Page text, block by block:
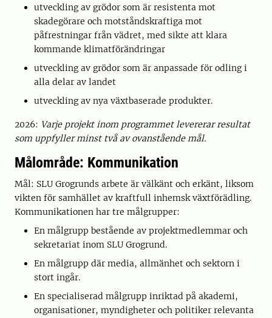
utveckling av grödor som är resistenta mot
skadegörare och motståndskraftiga mot
påfrestningar från vädret, med sikte att klara
kommande klimatförändringar
utveckling av grödor som är anpassade för odling i
alla delar av landet
utveckling av nya växtbaserade produkter.
2026: Varje projekt inom programmet levererar resultat
som uppfyller minst två av ovanstående mål.
Målområde: Kommunikation
Mål: SLU Grogrunds arbete är välkänt och erkänt, liksom
vikten för samhället av kraftfull inhemsk växtförädling.
Kommunikationen har tre målgrupper:
En målgrupp bestående av projektmedlemmar och
sekretariat inom SLU Grogrund.
En målgrupp där media, allmänhet och sektorn i
stort ingår.
En specialiserad målgrupp inriktad på akademi,
organisationer, myndigheter och politiker relevanta